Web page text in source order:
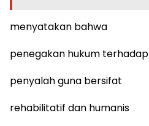
menyatakan bahwa
penegakan hukum terhadap
penyalah guna bersifat
rehabilitatif dan humanis